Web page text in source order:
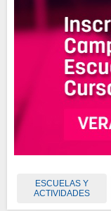
ESCUELAS Y
ACTIVIDADES